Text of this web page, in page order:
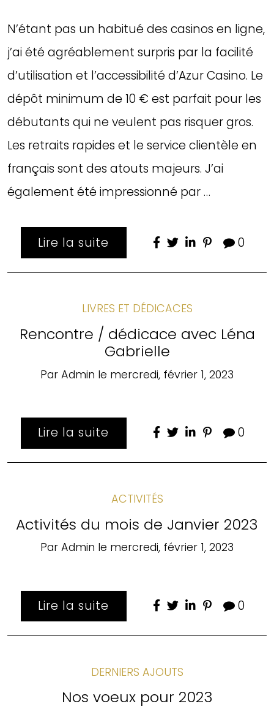
N’étant pas un habitué des casinos en ligne,
j’ai été agréablement surpris par la facilité
d’utilisation et l’accessibilité d’Azur Casino. Le
dépôt minimum de 10 € est parfait pour les
débutants qui ne veulent pas risquer gros.
Les retraits rapides et le service clientèle en
français sont des atouts majeurs. J’ai
également été impressionné par …
Lire la suite 0
LIVRES ET DÉDICACES
Rencontre / dédicace avec Léna
Gabrielle
Par Admin le mercredi, février 1, 2023
Lire la suite 0
ACTIVITÉS
Activités du mois de Janvier 2023
Par Admin le mercredi, février 1, 2023
Lire la suite 0
DERNIERS AJOUTS
Nos voeux pour 2023